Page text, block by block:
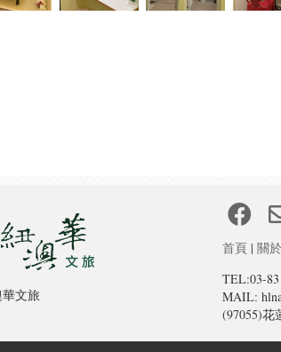
文旅
首頁 | 關
TEL:03-
MAIL:
(97055)花